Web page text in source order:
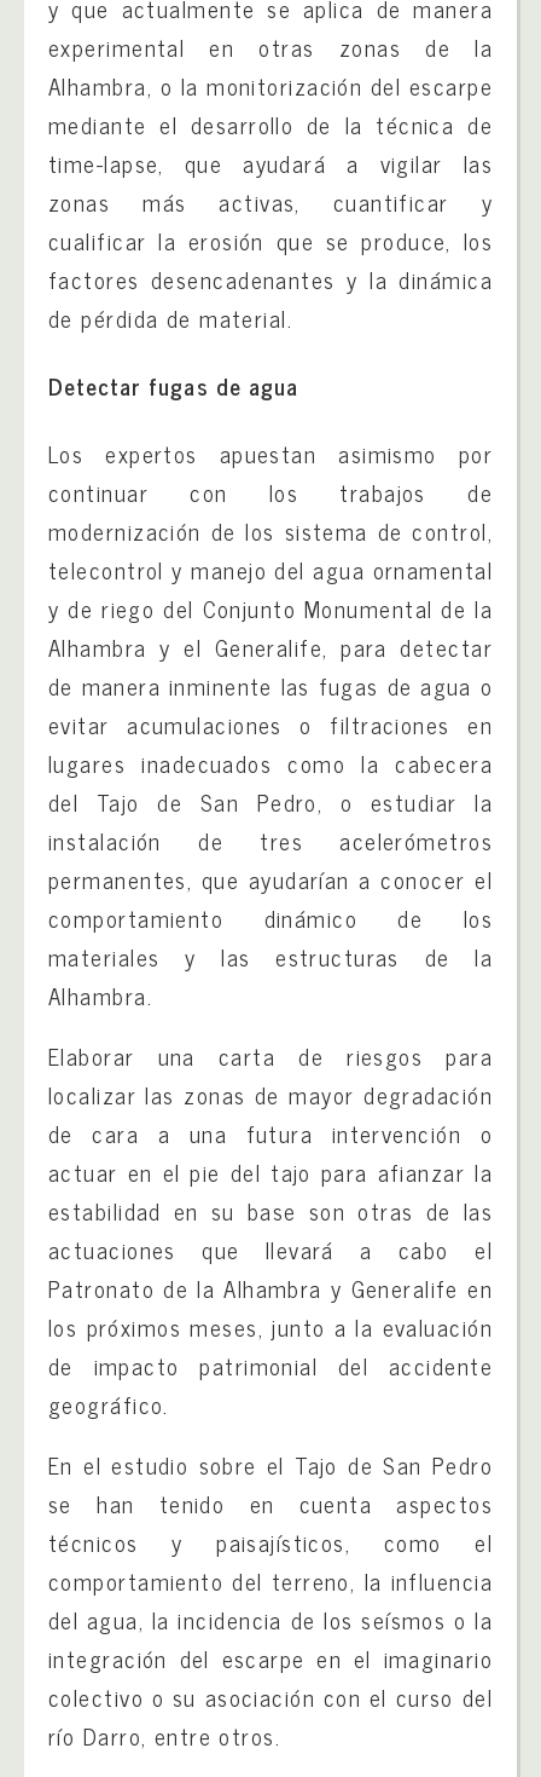
y que actualmente se aplica de manera
experimental en otras zonas de la
Alhambra, o la monitorización del escarpe
mediante el desarrollo de la técnica de
time-lapse, que ayudará a vigilar las
zonas más activas, cuantificar y
cualificar la erosión que se produce, los
factores desencadenantes y la dinámica
de pérdida de material.
Detectar fugas de agua
Los expertos apuestan asimismo por
continuar con los trabajos de
modernización de los sistema de control,
telecontrol y manejo del agua ornamental
y de riego del Conjunto Monumental de la
Alhambra y el Generalife, para detectar
de manera inminente las fugas de agua o
evitar acumulaciones o filtraciones en
lugares inadecuados como la cabecera
del Tajo de San Pedro, o estudiar la
instalación de tres acelerómetros
permanentes, que ayudarían a conocer el
comportamiento dinámico de los
materiales y las estructuras de la
Alhambra.
Elaborar una carta de riesgos para
localizar las zonas de mayor degradación
de cara a una futura intervención o
actuar en el pie del tajo para afianzar la
estabilidad en su base son otras de las
actuaciones que llevará a cabo el
Patronato de la Alhambra y Generalife en
los próximos meses, junto a la evaluación
de impacto patrimonial del accidente
geográfico.
En el estudio sobre el Tajo de San Pedro
se han tenido en cuenta aspectos
técnicos y paisajísticos, como el
comportamiento del terreno, la influencia
del agua, la incidencia de los seísmos o la
integración del escarpe en el imaginario
colectivo o su asociación con el curso del
río Darro, entre otros.